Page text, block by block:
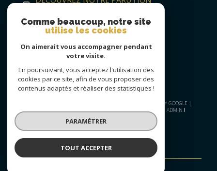
© 2026 | TOUS DROITS RÉSERVÉS | TRADUCTION POWERED BY GOOGLE |
ADMIN
POLITIQUE RGPD COOKIES
Comme beaucoup, notre site
utilise les cookies
On aimerait vous accompagner pendant
votre visite.
En poursuivant, vous acceptez l'utilisation des
cookies par ce site, afin de vous proposer des
contenus adaptés et réaliser des statistiques !
PARAMÉTRER
TOUT ACCEPTER